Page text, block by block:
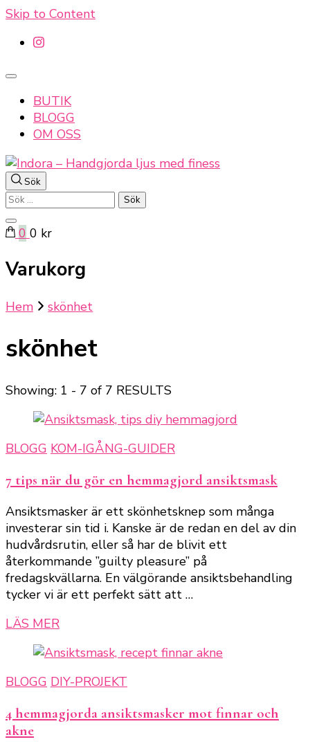
Skip to Content
BUTIK
BLOGG
OM OSS
Indora – Handgjorda ljus med finess
Sök
Sök
efter:
0 0 kr
Varukorg
Hem skönhet
skönhet
Showing: 1 - 7 of 7 RESULTS
BLOGG KOM-IGÅNG-GUIDER
7 tips när du gör en hemmagjord ansiktsmask
Ansiktsmasker är ett skönhetsknep som många
investerar sin tid i. Kanske är de redan en del av din
hudvårdsrutin, eller så har de blivit ett
återkommande ”guilty pleasure” på
fredagskvällarna. En välgörande ansiktsbehandling
tycker vi är ett perfekt sätt att …
LÄS MER
BLOGG DIY-PROJEKT
4 hemmagjorda ansiktsmasker mot finnar och
akne